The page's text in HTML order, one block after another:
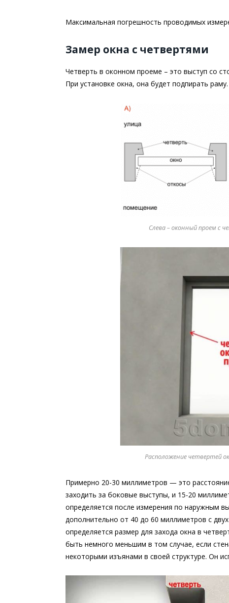
Максимальная погрешность проводимых
Замер окна с четвертями
Четверть в оконном проеме – это выступ со
При установке окна, она будет подпирать
Слева – оконный проем с
Расположение четвертей
Примерно 20-30 миллиметров — это
заходить за боковые выступы, и 15-20
определяется после измерения по наружным
дополнительно от 40 до 60 миллиметров с
определяется размер для захода окна в
быть немного меньшим в том случае, если
некоторыми изъянами в своей структуре. Он